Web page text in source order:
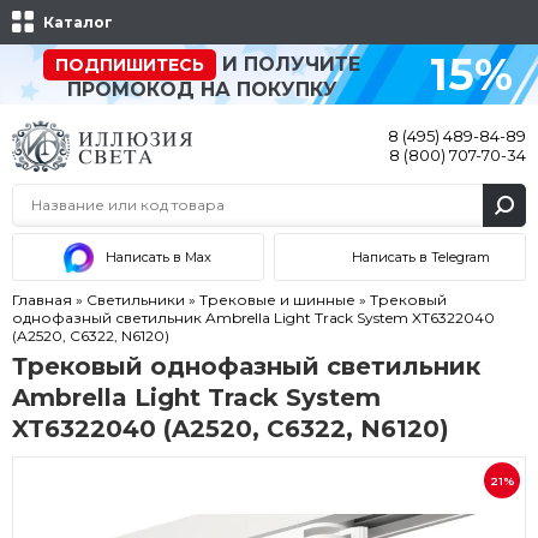
Каталог
ПОДПИШИТЕСЬ
И ПОЛУЧИТЕ
ПРОМОКОД НА ПОКУПКУ
15%
8 (495) 489-84-89
8 (800) 707-70-34
Написать в Max Написать в Telegram
Главная » Светильники » Трековые и шинные » Трековый
однофазный светильник Ambrella Light Track System XT6322040
(A2520, C6322, N6120)
Трековый однофазный светильник
Ambrella Light Track System
XT6322040 (A2520, C6322, N6120)
21%